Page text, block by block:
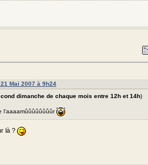
Mai 2007 à 9h24
dimanche de chaque mois entre 12h et 14h)
l'aaaamûûûûûûûûr
là ?